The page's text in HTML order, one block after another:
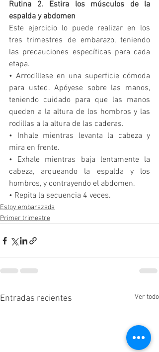
Rutina 2. Estira los músculos de la
espalda y abdomen
Este ejercicio lo puede realizar en los
tres trimestres de embarazo, teniendo
las precauciones específicas para cada
etapa.
• Arrodíllese en una superficie cómoda
para usted. Apóyese sobre las manos,
teniendo cuidado para que las manos
queden a la altura de los hombros y las
rodillas a la altura de las caderas.
• Inhale mientras levanta la cabeza y
mira en frente.
• Exhale mientras baja lentamente la
cabeza, arqueando la espalda y los
hombros, y contrayendo el abdomen.
• Repita la secuencia 4 veces.
Estoy embarazada
Primer trimestre
Entradas recientes Ver todo